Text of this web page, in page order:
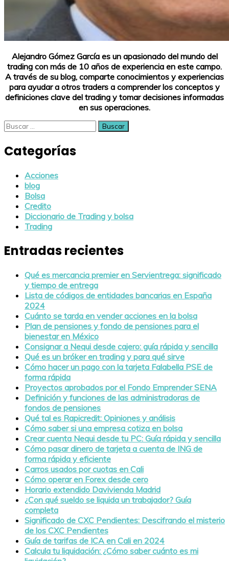
Alejandro Gómez García es un apasionado del mundo del
trading con más de 10 años de experiencia en este campo.
A través de su blog, comparte conocimientos y experiencias
para ayudar a otros traders a comprender los conceptos y
definiciones clave del trading y tomar decisiones informadas
en sus operaciones.
Buscar:
Categorías
Acciones
blog
Bolsa
Credito
Diccionario de Trading y bolsa
Trading
Entradas recientes
Qué es mercancia premier en Servientrega: significado
y tiempo de entrega
Lista de códigos de entidades bancarias en España
2024
Cuánto se tarda en vender acciones en la bolsa
Plan de pensiones y fondo de pensiones para el
bienestar en México
Consignar a Nequi desde cajero: guía rápida y sencilla
Qué es un bróker en trading y para qué sirve
Cómo hacer un pago con la tarjeta Falabella PSE de
forma rápida
Proyectos aprobados por el Fondo Emprender SENA
Definición y funciones de las administradoras de
fondos de pensiones
Qué tal es Rapicredit: Opiniones y análisis
Cómo saber si una empresa cotiza en bolsa
Crear cuenta Nequi desde tu PC: Guía rápida y sencilla
Cómo pasar dinero de tarjeta a cuenta de ING de
forma rápida y eficiente
Carros usados por cuotas en Cali
Cómo operar en Forex desde cero
Horario extendido Davivienda Madrid
¿Con qué sueldo se liquida un trabajador? Guía
completa
Significado de CXC Pendientes: Descifrando el misterio
de los CXC Pendientes
Guía de tarifas de ICA en Cali en 2024
Calcula tu liquidación: ¿Cómo saber cuánto es mi